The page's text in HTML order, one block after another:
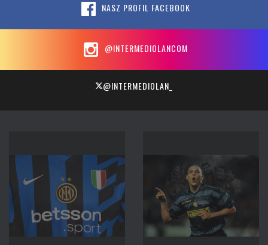
NASZ PROFIL FACEBOOK
@INTERMEDIOLANCOM
@INTERMEDIOLAN_